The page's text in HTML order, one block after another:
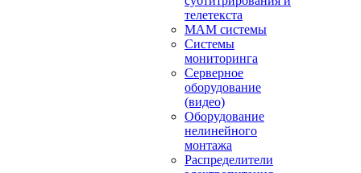
телетекста
MAM системы
Системы
мониторинга
Серверное
оборудование
(видео)
Оборудование
нелинейного
монтажа
Распределители